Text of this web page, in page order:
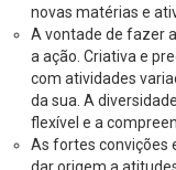
novas matérias e
A vontade de fazer
a ação. Criativa e
com atividades
da sua. A
flexível e a
As fortes convições